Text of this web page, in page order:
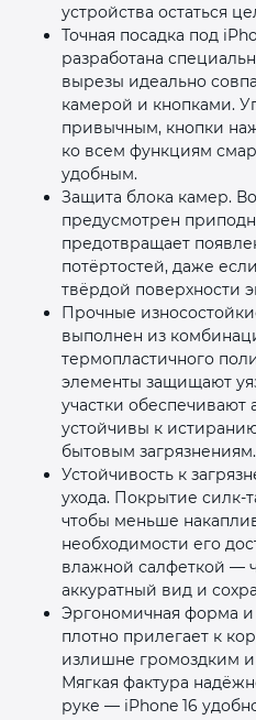
устройства остаться
Точная посадка под
разработана
вырезы идеально
камерой и кнопками.
привычным, кнопки
ко всем функциям
удобным.
Защита блока камер.
предусмотрен
предотвращает
потёртостей, даже
твёрдой поверхности
Прочные
выполнен из
термопластичного
элементы защищают
участки
устойчивы к
бытовым загрязнениям.
Устойчивость к
ухода. Покрытие
чтобы меньше
необходимости его
влажной салфеткой —
аккуратный вид и
Эргономичная форма и
плотно прилегает к
излишне громоздким и
Мягкая фактура
руке — iPhone 16